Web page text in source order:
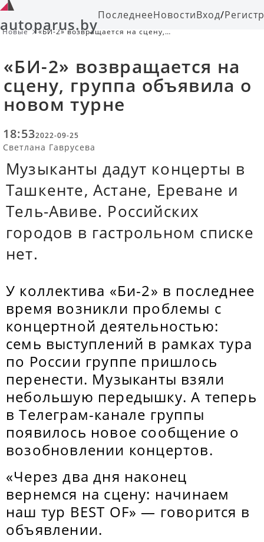
autoparus.byПоследнееНовостиВход/
Новые
«БИ-2» возвращается на сцену,
«БИ-2» возвращается на
сцену, группа объявила о
новом турне
18:532022-09-25
Светлана Гаврусева
Музыканты дадут концерты в
Ташкенте, Астане, Ереване и
Тель-Авиве. Российских
городов в гастрольном списке
нет.
У коллектива «Би-2» в последнее
время возникли проблемы с
концертной деятельностью:
семь выступлений в рамках тура
по России группе пришлось
перенести. Музыканты взяли
небольшую передышку. А теперь
в Телеграм-канале группы
появилось новое сообщение о
возобновлении концертов.
«Через два дня наконец
вернемся на сцену: начинаем
наш тур BEST OF» — говорится в
объявлении.